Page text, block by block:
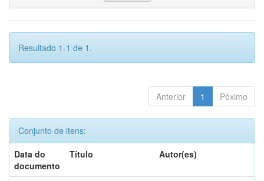
Resultado 1-1 de 1.
Anterior 1 Póximo
Conjunto de itens:
Data do
documento
Título Autor(es)